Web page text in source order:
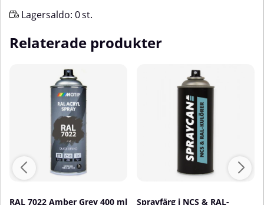
Lagersaldo: 0st.
Relaterade produkter
RAL 7022 Amber Grey 400 ml
Sprayfärg i NCS & RAL-